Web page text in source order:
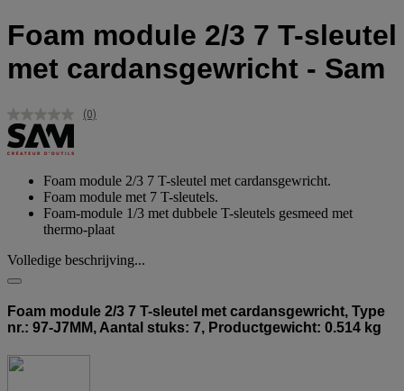
Foam module 2/3 7 T-sleutel
met cardansgewricht - Sam
Geen
(0)
Foam module 2/3 7 T-sleutel met cardansgewricht.
Foam module met 7 T-sleutels.
Foam-module 1/3 met dubbele T-sleutels gesmeed met
thermo-plaat
Volledige beschrijving...
Foam module 2/3 7 T-sleutel met cardansgewricht, Type
nr.: 97-J7MM, Aantal stuks: 7, Productgewicht: 0.514 kg